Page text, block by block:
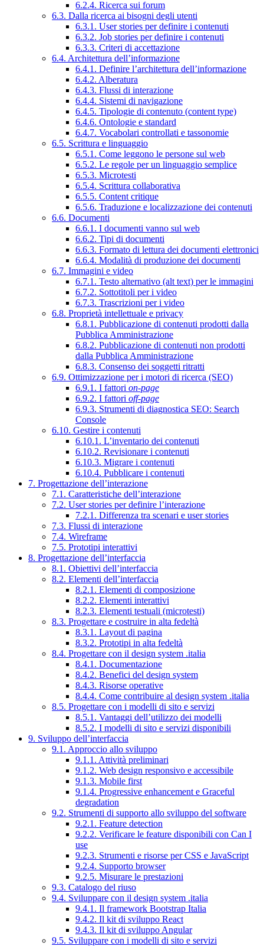
6.2.4. Ricerca sui forum
6.3. Dalla ricerca ai bisogni degli utenti
6.3.1. User stories per definire i contenuti
6.3.2. Job stories per definire i contenuti
6.3.3. Criteri di accettazione
6.4. Architettura dell’informazione
6.4.1. Definire l’architettura dell’informazione
6.4.2. Alberatura
6.4.3. Flussi di interazione
6.4.4. Sistemi di navigazione
6.4.5. Tipologie di contenuto (content type)
6.4.6. Ontologie e standard
6.4.7. Vocabolari controllati e tassonomie
6.5. Scrittura e linguaggio
6.5.1. Come leggono le persone sul web
6.5.2. Le regole per un linguaggio semplice
6.5.3. Microtesti
6.5.4. Scrittura collaborativa
6.5.5. Content critique
6.5.6. Traduzione e localizzazione dei contenuti
6.6. Documenti
6.6.1. I documenti vanno sul web
6.6.2. Tipi di documenti
6.6.3. Formato di lettura dei documenti elettronici
6.6.4. Modalità di produzione dei documenti
6.7. Immagini e video
6.7.1. Testo alternativo (alt text) per le immagini
6.7.2. Sottotitoli per i video
6.7.3. Trascrizioni per i video
6.8. Proprietà intellettuale e privacy
6.8.1. Pubblicazione di contenuti prodotti dalla
Pubblica Amministrazione
6.8.2. Pubblicazione di contenuti non prodotti
dalla Pubblica Amministrazione
6.8.3. Consenso dei soggetti ritratti
6.9. Ottimizzazione per i motori di ricerca (SEO)
6.9.1. I fattori on-page
6.9.2. I fattori off-page
6.9.3. Strumenti di diagnostica SEO: Search
Console
6.10. Gestire i contenuti
6.10.1. L’inventario dei contenuti
6.10.2. Revisionare i contenuti
6.10.3. Migrare i contenuti
6.10.4. Pubblicare i contenuti
7. Progettazione dell’interazione
7.1. Caratteristiche dell’interazione
7.2. User stories per definire l’interazione
7.2.1. Differenza tra scenari e user stories
7.3. Flussi di interazione
7.4. Wireframe
7.5. Prototipi interattivi
8. Progettazione dell’interfaccia
8.1. Obiettivi dell’interfaccia
8.2. Elementi dell’interfaccia
8.2.1. Elementi di composizione
8.2.2. Elementi interattivi
8.2.3. Elementi testuali (microtesti)
8.3. Progettare e costruire in alta fedeltà
8.3.1. Layout di pagina
8.3.2. Prototipi in alta fedeltà
8.4. Progettare con il design system .italia
8.4.1. Documentazione
8.4.2. Benefici del design system
8.4.3. Risorse operative
8.4.4. Come contribuire al design system .italia
8.5. Progettare con i modelli di sito e servizi
8.5.1. Vantaggi dell’utilizzo dei modelli
8.5.2. I modelli di sito e servizi disponibili
9. Sviluppo dell’interfaccia
9.1. Approccio allo sviluppo
9.1.1. Attività preliminari
9.1.2. Web design responsivo e accessibile
9.1.3. Mobile first
9.1.4. Progressive enhancement e Graceful
degradation
9.2. Strumenti di supporto allo sviluppo del software
9.2.1. Feature detection
9.2.2. Verificare le feature disponibili con Can I
use
9.2.3. Strumenti e risorse per CSS e JavaScript
9.2.4. Supporto browser
9.2.5. Misurare le prestazioni
9.3. Catalogo del riuso
9.4. Sviluppare con il design system .italia
9.4.1. Il framework Bootstrap Italia
9.4.2. Il kit di sviluppo React
9.4.3. Il kit di sviluppo Angular
9.5. Sviluppare con i modelli di sito e servizi